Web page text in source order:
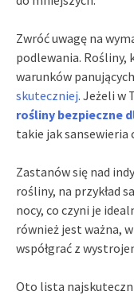
Zwróć uwagę na
podlewania. Rośliny,
warunków
skuteczniej. Jeżeli w
rośliny bezpieczne
takie jak sansewieria
Zastanów się nad
rośliny, na przykład
nocy, co czyni je
również jest ważna,
współgrać z
Oto lista